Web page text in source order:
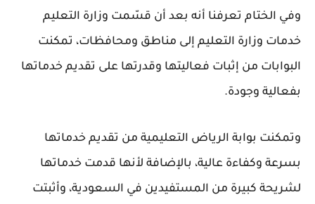
وفي الختام تعرفنا أنه بعد أن قسّمت وزارة التعليم
خدمات وزارة التعليم إلى مناطق ومحافظات، تمكنت
البوابات من إثبات فعاليتها وقدرتها على تقديم خدماتها
بفعالية وجودة.
وتمكنت بوابة الرياض التعليمية من تقديم خدماتها
بسرعة وكفاءة عالية، بالإضافة لأنها قدمت خدماتها
لشريحة كبيرة من المستفيدين في السعودية، وأثبتت